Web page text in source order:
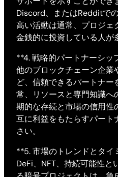
Discord、またはRedditで
高い活動は通常、プロジェ
金銭的に投資している人が
**4. 戦略的パートナーシッ
他のブロックチェーン企業
ど、信頼できるパートナー
常、リソースと専門知識へ
期的な存続と市場の信用性
互に利益をもたらすパート
さい。
**5. 市場のトレンドとタイ
DeFi、NFT、持続可能性と